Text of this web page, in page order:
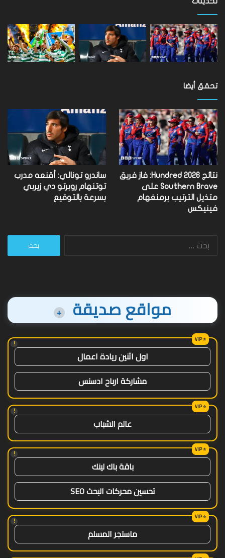
تحقق أيضا
نتائج Hundred 2026: فاز فريق
Southern Brave على
متذيل الترتيب برمنغهام
فينيكس
ساندرو تونالي: أقنعه مدرب
توتنهام روبرتو دي زيربي
بسرعة بالتوقيع
البحث
مواقع صديقة +
!
اول اثنين ريادة اعمال
مشاركة ارباح ادسنس
!
عالم الشباب
!
باقة باك لينك
تحسين محركات البحث SEO
!
ماسنجر المسلم